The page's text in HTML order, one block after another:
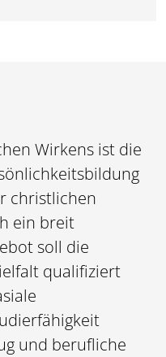
Wirkens ist die
christlichen
ein breit
soll die
qualifiziert
und berufliche